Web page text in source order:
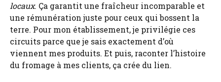
locaux. Ça garantit une fraîcheur incomparable et
une rémunération juste pour ceux qui bossent la
terre. Pour mon établissement, je privilégie ces
circuits parce que je sais exactement d’où
viennent mes produits. Et puis, raconter l’histoire
du fromage à mes clients, ça crée du lien.